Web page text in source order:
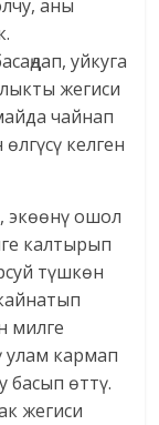
аны
уйкуга
жегиси
чайнап
келген
экөөнү ошол
калтырып
түшкөн
милге
улам кармап
басып өттү.
жегиси